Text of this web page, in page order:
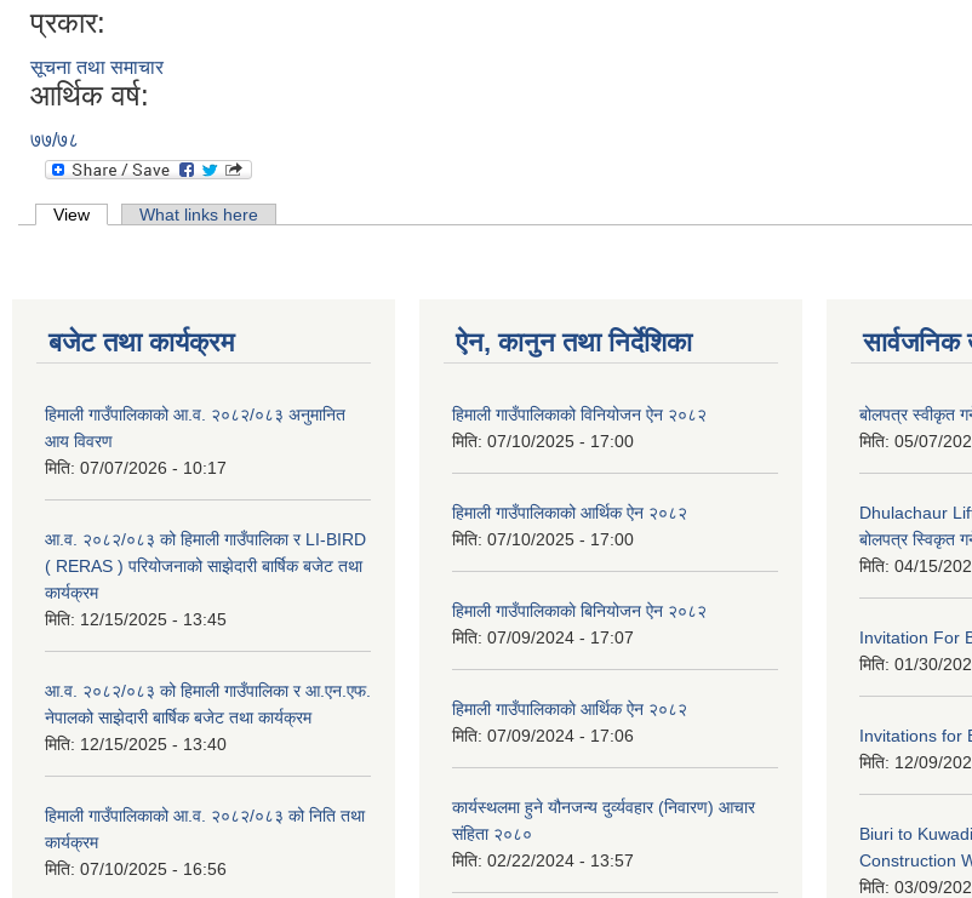
प्रकार:
सूचना तथा समाचार
आर्थिक वर्ष:
७७/७८
Primary tabs
View (active tab)What links here
बजेट तथा कार्यक्रम
हिमाली गाउँपालिकाको आ.व. २०८२/०८३ अनुमानित
आय विवरण
मिति: 07/07/2026 - 10:17
आ.व. २०८२/०८३ को हिमाली गाउँपालिका र LI-BIRD
( RERAS ) परियोजनाको साझेदारी बार्षिक बजेट तथा
कार्यक्रम
मिति: 12/15/2025 - 13:45
आ.व. २०८२/०८३ को हिमाली गाउँपालिका र आ.एन.एफ.
नेपालको साझेदारी बार्षिक बजेट तथा कार्यक्रम
मिति: 12/15/2025 - 13:40
हिमाली गाउँपालिकाको आ.व. २०८२/०८३ को निति तथा
कार्यक्रम
मिति: 07/10/2025 - 16:56
ऐन, कानुन तथा निर्देशिका
हिमाली गाउँपालिकाको विनियोजन ऐन २०८२
मिति: 07/10/2025 - 17:00
हिमाली गाउँपालिकाको आर्थिक ऐन २०८२
मिति: 07/10/2025 - 17:00
हिमाली गाउँपालिकाकाे बिनियोजन ऐन २०८२
मिति: 07/09/2024 - 17:07
हिमाली गाउँपालिकाकाे आर्थिक ऐन २०८२
मिति: 07/09/2024 - 17:06
कार्यस्थलमा हुने यौनजन्य दुर्व्यवहार (निवारण) आचार
संहिता २०८०
मिति: 02/22/2024 - 13:57
बोलपत्र स्वीकृत
मिति: 05/07/
Dhulachaur
बोलपत्र स्विकृत
मिति: 04/15/
Invitation For
मिति: 01/30/
Invitations for
मिति: 12/09/
Biuri to
Construction
मिति: 03/09/